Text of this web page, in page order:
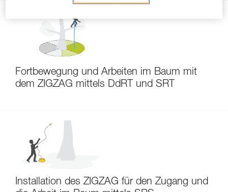
Fortbewegung und Arbeiten im Baum mit
dem ZIGZAG mittels DdRT und SRT
Installation des ZIGZAG für den Zugang und